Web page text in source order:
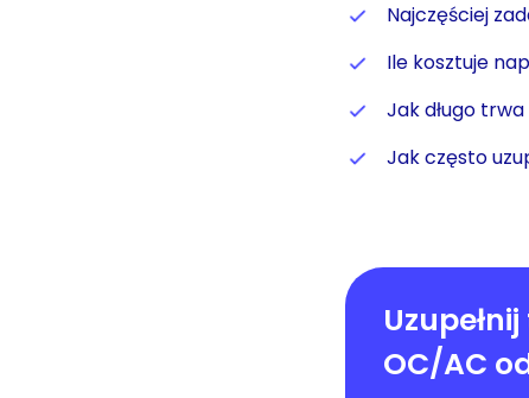
Najczęściej
Ile kosztuje
Jak długo
Jak często
OC/AC